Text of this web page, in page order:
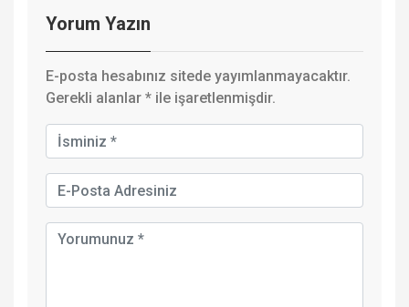
Yorum Yazın
E-posta hesabınız sitede yayımlanmayacaktır.
Gerekli alanlar * ile işaretlenmişdir.